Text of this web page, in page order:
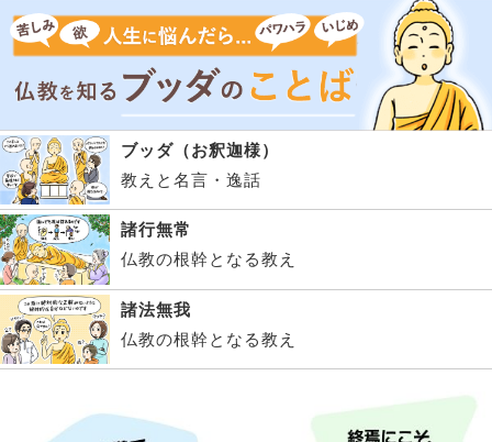
ブッダ（お釈迦様）
教えと名言・逸話
諸行無常
仏教の根幹となる教え
諸法無我
仏教の根幹となる教え